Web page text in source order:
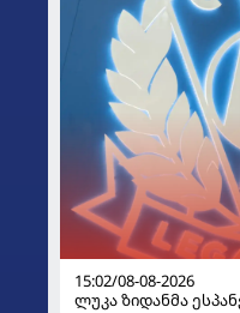
15:02/08-08-2026
ლუკა ზიდანმა